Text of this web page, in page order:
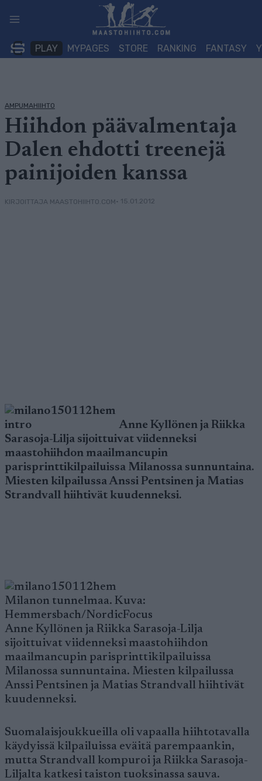
sisältöön
PLAY MYPAGES STORE RANKING FANTASY
AMPUMAHIIHTO
Hiihdon päävalmentaja
Dalen ehdotti treenejä
painijoiden kanssa
KIRJOITTAJA MAASTOHIIHTO.COM• 15.01.2012
Anne Kyllönen ja Riikka
Sarasoja-Lilja sijoittuivat viidenneksi
maastohiihdon maailmancupin
parisprinttikilpailuissa Milanossa sunnuntaina.
Miesten kilpailussa Anssi Pentsinen ja Matias
Strandvall hiihtivät kuudenneksi.
Milanon tunnelmaa. Kuva:
Hemmersbach/NordicFocus
Anne Kyllönen ja Riikka Sarasoja-Lilja
sijoittuivat viidenneksi maastohiihdon
maailmancupin parisprinttikilpailuissa
Milanossa sunnuntaina. Miesten kilpailussa
Anssi Pentsinen ja Matias Strandvall hiihtivät
kuudenneksi.
Suomalaisjoukkueilla oli vapaalla hiihtotavalla
käydyissä kilpailuissa eväitä parempaankin,
mutta Strandvall kompuroi ja Riikka Sarasoja-
Liljalta katkesi taiston tuoksinassa sauva.